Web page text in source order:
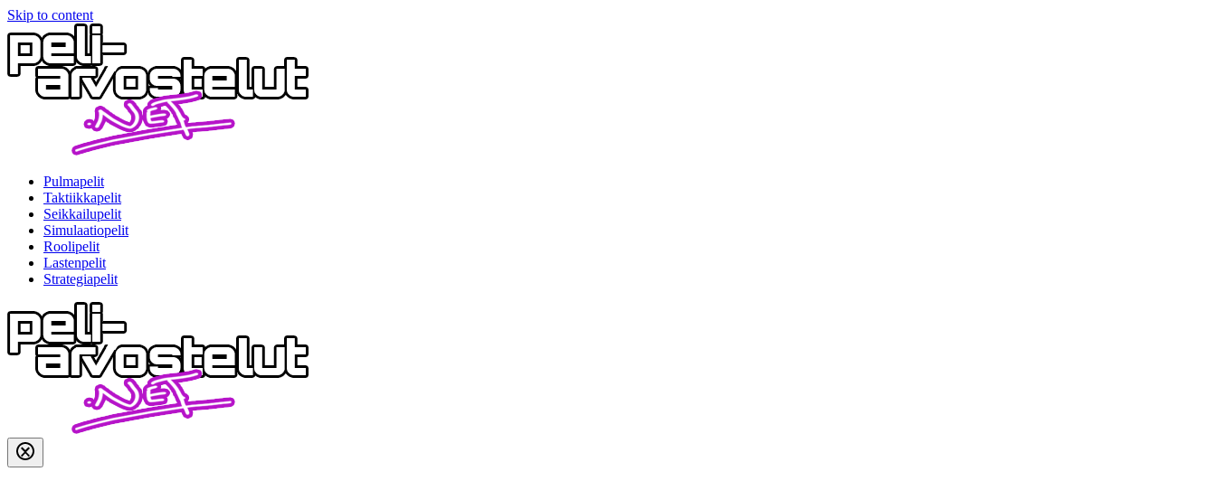
Skip to content
Pulmapelit
Taktiikkapelit
Seikkailupelit
Simulaatiopelit
Roolipelit
Lastenpelit
Strategiapelit